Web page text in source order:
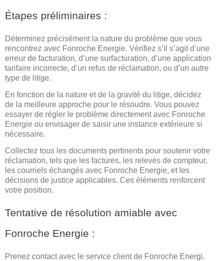
Étapes préliminaires :
Déterminez précisément la nature du problème que vous
rencontrez avec Fonroche Energie. Vérifiez s’il s’agit d’une
erreur de facturation, d’une surfacturation, d’une application
tarifaire incorrecte, d’un refus de réclamation, ou d’un autre
type de litige.
En fonction de la nature et de la gravité du litige, décidez
de la meilleure approche pour le résoudre. Vous pouvez
essayer de régler le problème directement avec Fonroche
Energie ou envisager de saisir une instance extérieure si
nécessaire.
Collectez tous les documents pertinents pour soutenir votre
réclamation, tels que les factures, les relevés de compteur,
les courriels échangés avec Fonroche Energie, et les
décisions de justice applicables. Ces éléments renforcent
votre position.
Tentative de résolution amiable avec
Fonroche Energie :
Prenez contact avec le service client de Fonroche Energi.